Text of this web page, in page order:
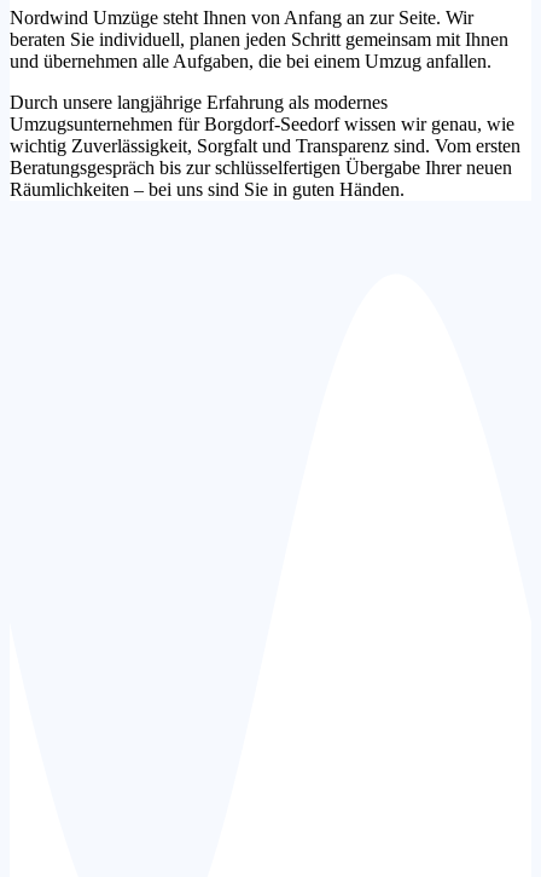
Nordwind Umzüge steht Ihnen von Anfang an zur Seite. Wir
beraten Sie individuell, planen jeden Schritt gemeinsam mit Ihnen
und übernehmen alle Aufgaben, die bei einem Umzug anfallen.
Durch unsere langjährige Erfahrung als modernes
Umzugsunternehmen für Borgdorf-Seedorf wissen wir genau, wie
wichtig Zuverlässigkeit, Sorgfalt und Transparenz sind. Vom ersten
Beratungsgespräch bis zur schlüsselfertigen Übergabe Ihrer neuen
Räumlichkeiten – bei uns sind Sie in guten Händen.